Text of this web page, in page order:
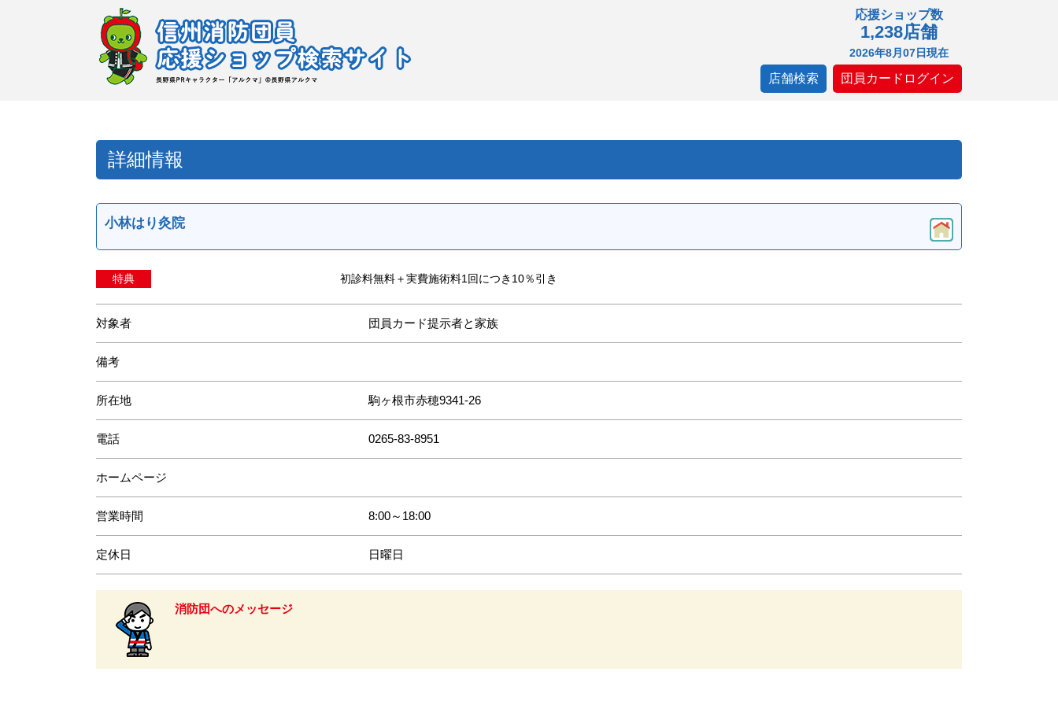
応援ショップ数
1,238店舗
2026年8月07日現在
店舗検索 団員カードログイン
詳細情報
小林はり灸院
特典 初診料無料＋実費施術料1回につき10％引き
対象者 団員カード提示者と家族
備考
所在地 駒ヶ根市赤穂9341-26
電話 0265-83-8951
ホームページ
営業時間 8:00～18:00
定休日 日曜日
消防団へのメッセージ